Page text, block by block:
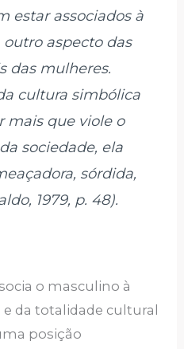
estar associados à
aspecto das
das mulheres.
cultura simbólica
mais que viole o
sociedade, ela
sórdida,
1979, p. 48).
o masculino à
da totalidade cultural
posição